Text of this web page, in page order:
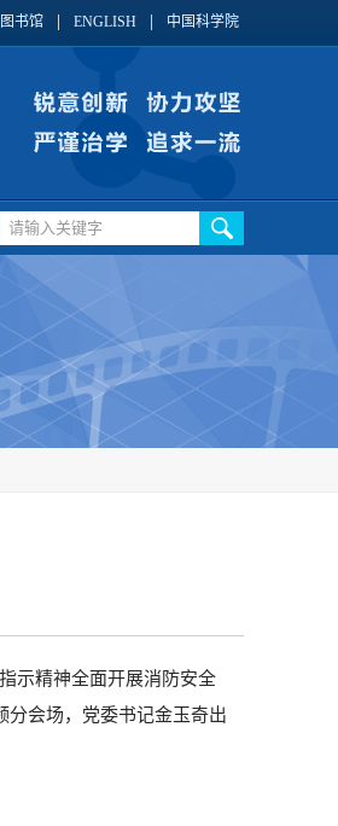
图书馆 ENGLISH 中国科学院
示精神全面开展消防安全
分会场，党委书记金玉奇出